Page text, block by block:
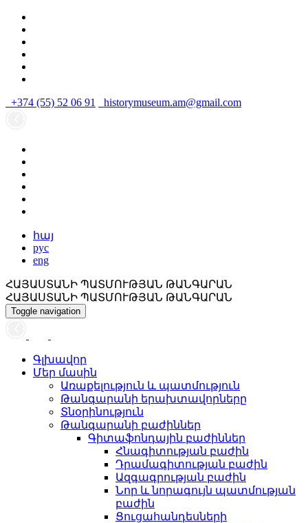
+374 (55) 52 06 91 historymuseum.am@gmail.com
հայ
рус
eng
ՀԱՅԱՍՏԱՆԻ ՊԱՏՄՈՒԹՅԱՆ ԹԱՆԳԱՐԱՆ
ՀԱՅԱՍՏԱՆԻ ՊԱՏՄՈՒԹՅԱՆ ԹԱՆԳԱՐԱՆ
Toggle navigation
Գլխավոր
Մեր մասին
Առաքելություն և պատմություն
Թանգարանի երախտավորները
Տնօրինություն
Թանգարանի բաժիններ
Գիտաֆոնդային բաժիններ
Հնագիտության բաժին
Դրամագիտության բաժին
Ազգագրության բաժին
Նոր և նորագույն պատմության
բաժին
Ցուցահանդեսների